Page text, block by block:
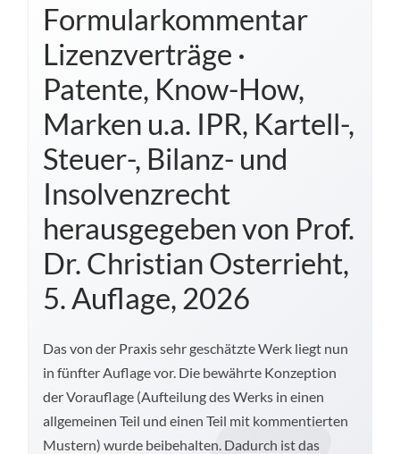
Formularkommentar
Lizenzverträge ·
Patente, Know-How,
Marken u.a. IPR, Kartell-,
Steuer-, Bilanz- und
Insolvenzrecht
herausgegeben von Prof.
Dr. Christian Osterrieht,
5. Auflage, 2026
Das von der Praxis sehr geschätzte Werk liegt nun
in fünfter Auflage vor. Die bewährte Konzeption
der Vorauflage (Aufteilung des Werks in einen
allgemeinen Teil und einen Teil mit kommentierten
Mustern) wurde beibehalten. Dadurch ist das